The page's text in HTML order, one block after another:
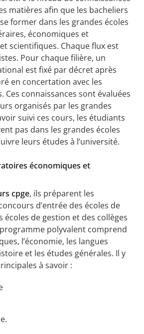
matières afin que les bacheliers
former dans les grandes écoles
économiques et
scientifiques. Chaque flux est
Pour chaque filière, un
est fixé par décret après
en concertation avec les
Ces connaissances sont évaluées
organisés par les grandes
suivi ces cours, les étudiants
pas dans les grandes écoles
leurs études à l’université.
économiques et
cpge, ils préparent les
d’entrée des écoles de
écoles de gestion et des collèges
polyvalent comprend
l’économie, les langues
et les études générales. Il y
à savoir :